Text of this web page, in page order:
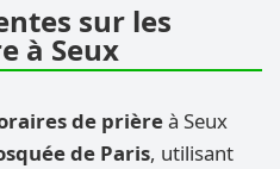
sur les
à Seux
de prièreà Seux
de Paris, utilisant